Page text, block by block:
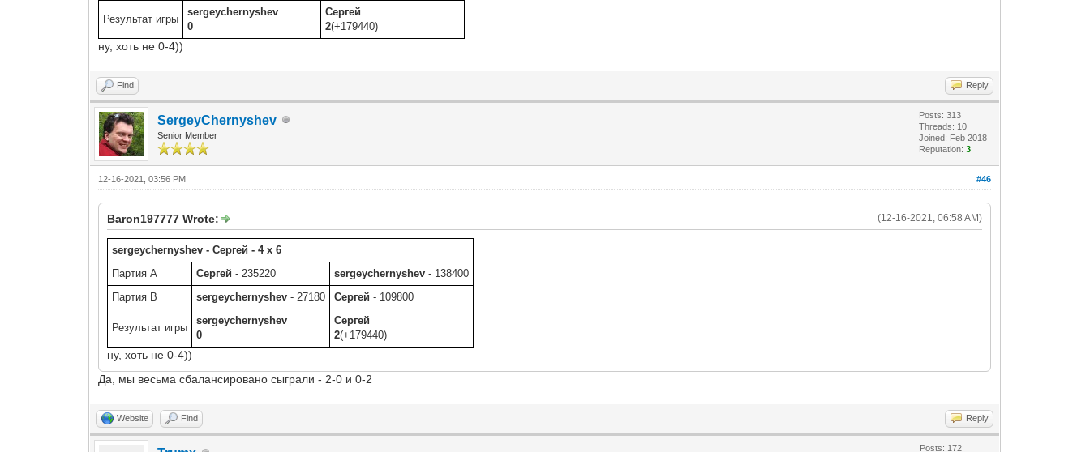
Результат игры
sergeychernyshev
0
Сергей
2(+179440)
ну, хоть не 0-4))
Find Reply
SergeyChernyshev
Senior Member
Posts: 313
Threads: 10
Joined: Feb 2018
Reputation:3
#46
12-16-2021, 03:56 PM
(12-16-2021, 06:58 AM)
Baron197777 Wrote:
sergeychernyshev - Сергей - 4 x 6
Партия A
Сергей - 235220 sergeychernyshev - 138400
Партия B
sergeychernyshev - 27180 Сергей - 109800
Результат игры
sergeychernyshev
0
Сергей
2(+179440)
ну, хоть не 0-4))
Да, мы весьма сбалансировано сыграли - 2-0 и 0-2
Website Find Reply
Posts: 172